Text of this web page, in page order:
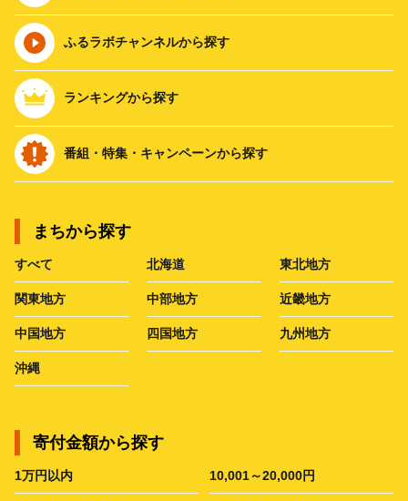
ふるラボチャンネルから探す
ランキングから探す
番組・特集・キャンペーンから探す
まちから探す
すべて 北海道 東北地方
関東地方 中部地方 近畿地方
中国地方 四国地方 九州地方
沖縄
寄付金額から探す
1万円以内 10,001～20,000円